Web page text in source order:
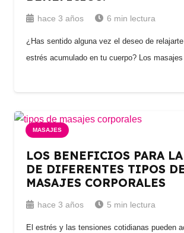
hace 3 años 6 min lectura
¿Has sentido alguna vez el deseo de
estrés acumulado en tu cuerpo? Los
MASAJES
LOS BENEFICIOS PARA
DE DIFERENTES TIPOS
MASAJES CORPORALES
hace 3 años 5 min lectura
El estrés y las tensiones cotidianas pueden